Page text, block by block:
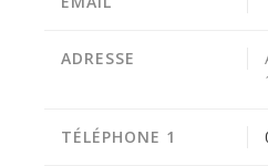
ADRESSE
TÉLÉPHONE 1